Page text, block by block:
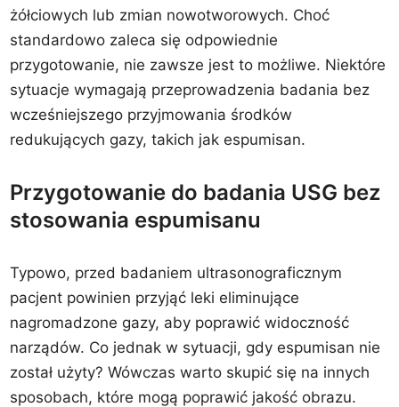
żółciowych lub zmian nowotworowych. Choć
standardowo zaleca się odpowiednie
przygotowanie, nie zawsze jest to możliwe. Niektóre
sytuacje wymagają przeprowadzenia badania bez
wcześniejszego przyjmowania środków
redukujących gazy, takich jak espumisan.
Przygotowanie do badania USG bez
stosowania espumisanu
Typowo, przed badaniem ultrasonograficznym
pacjent powinien przyjąć leki eliminujące
nagromadzone gazy, aby poprawić widoczność
narządów. Co jednak w sytuacji, gdy espumisan nie
został użyty? Wówczas warto skupić się na innych
sposobach, które mogą poprawić jakość obrazu.